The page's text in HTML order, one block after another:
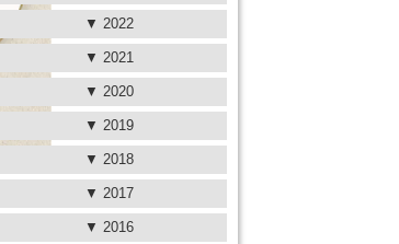
2022
2021
2020
2019
2018
2017
2016